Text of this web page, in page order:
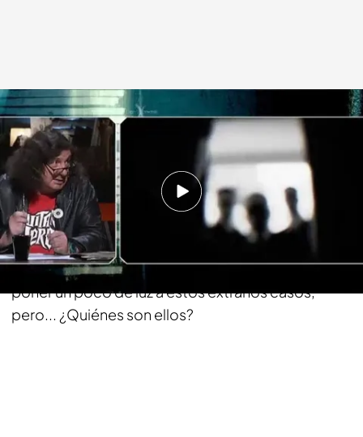
cuatro.com
15 JUL 2013 - 02:05h.
Compartir
En nuestra mesa de debates analizamos quién
está detrás de las desapariciones, intentando
poner un poco de luz a estos extraños casos,
pero... ¿Quiénes son ellos?